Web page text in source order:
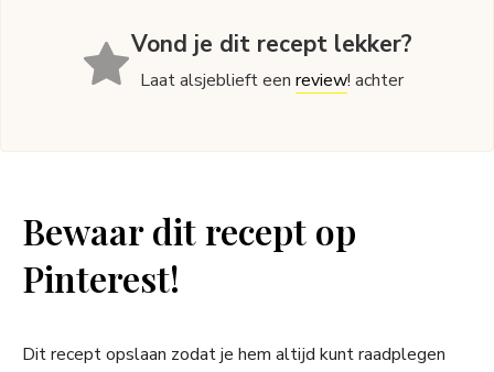
Vond je dit recept lekker?
Laat alsjeblieft eenreview! achter
Bewaar dit recept op
Pinterest!
Dit recept opslaan zodat je hem altijd kunt raadplegen